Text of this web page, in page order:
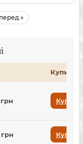
»
Купити
Купити
Купити